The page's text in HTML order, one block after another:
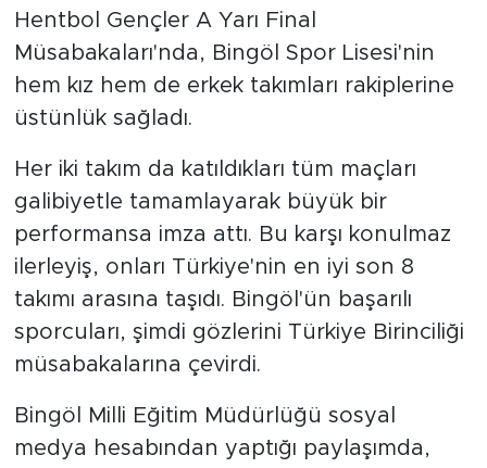
Hentbol Gençler A Yarı Final
Müsabakaları'nda, Bingöl Spor Lisesi'nin
hem kız hem de erkek takımları rakiplerine
üstünlük sağladı.
Her iki takım da katıldıkları tüm maçları
galibiyetle tamamlayarak büyük bir
performansa imza attı. Bu karşı konulmaz
ilerleyiş, onları Türkiye'nin en iyi son 8
takımı arasına taşıdı. Bingöl'ün başarılı
sporcuları, şimdi gözlerini Türkiye Birinciliği
müsabakalarına çevirdi.
Bingöl Milli Eğitim Müdürlüğü sosyal
medya hesabından yaptığı paylaşımda,
Bingöl Kaza Haberleri